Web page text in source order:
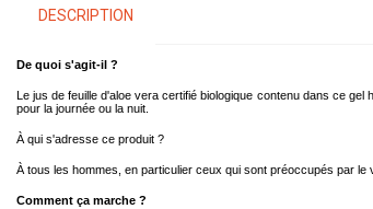
DESCRIPTION
De quoi s'agit-il ?
Le jus de feuille d'aloe vera certifié biologique contenu dans ce
pour la journée ou la nuit.
À qui s'adresse ce produit ?
À tous les hommes, en particulier ceux qui sont préoccupés par le
Comment ça marche ?